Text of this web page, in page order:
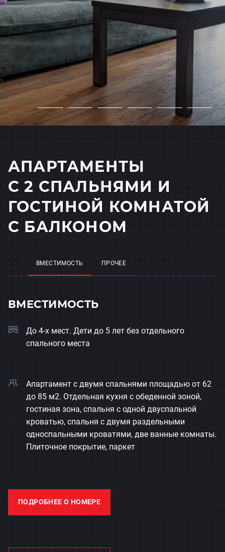
АПАРТАМЕНТЫ
С 2 СПАЛЬНЯМИ И
ГОСТИНОЙ КОМНАТОЙ
С БАЛКОНОМ
ВМЕСТИМОСТЬ ПРОЧЕЕ
ВМЕСТИМОСТЬ
До 4-х мест. Дети до 5 лет без отдельного
спального места
Апартамент с двумя спальнями площадью от 62
до 85 м2. Отдельная кухня с обеденной зоной,
гостиная зона, спальня с одной двуспальной
кроватью, спальня с двумя раздельными
односпальными кроватями, две ванные комнаты.
Плиточное покрытие, паркет
ПОДРОБНЕЕ О НОМЕРЕ